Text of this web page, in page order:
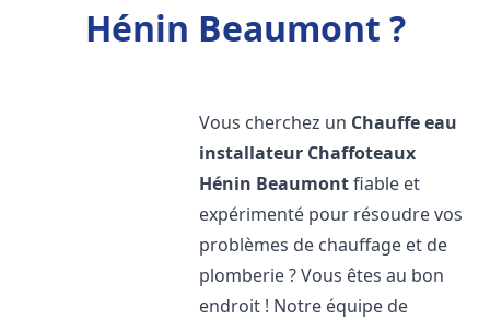
Hénin Beaumont ?
Vous cherchez un Chauffe eau
installateur Chaffoteaux
Hénin Beaumontfiable et
expérimenté pour résoudre vos
problèmes de chauffage et de
plomberie ? Vous êtes au bon
endroit ! Notre équipe de